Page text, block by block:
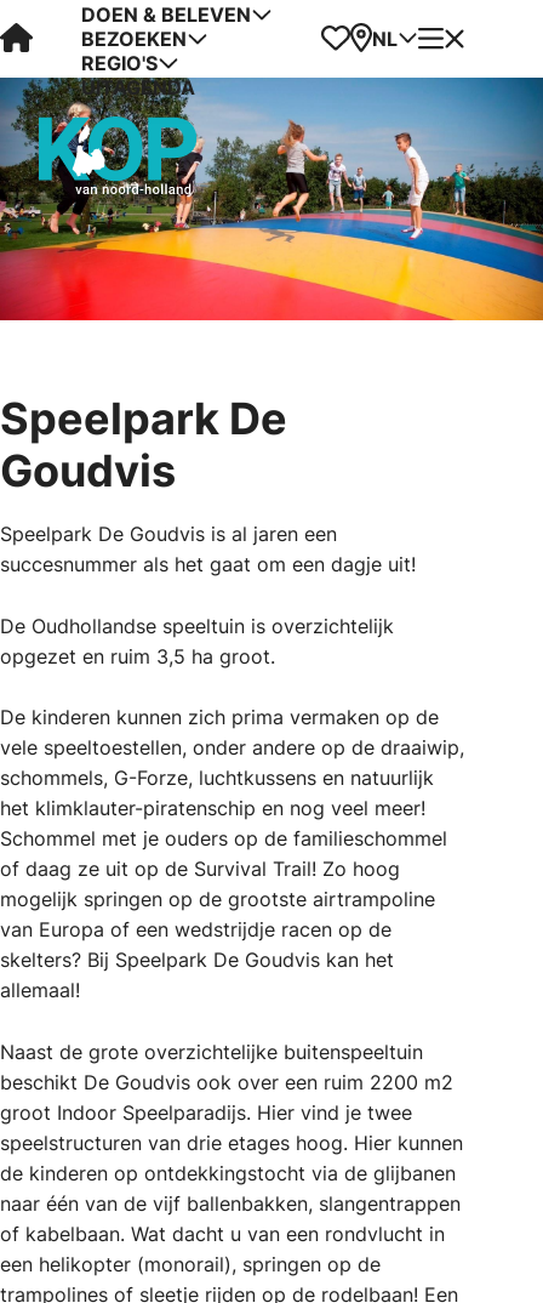
Visit Kop van Holland
DOEN & BELEVEN
BEZOEKEN
REGIO'S
UITAGENDA
Favorieten
Kaart
NL Menu
Speelpark De
Goudvis
Speelpark De Goudvis is al jaren een
succesnummer als het gaat om een dagje uit!
De Oudhollandse speeltuin is overzichtelijk
opgezet en ruim 3,5 ha groot.
De kinderen kunnen zich prima vermaken op de
vele speeltoestellen, onder andere op de draaiwip,
schommels, G-Forze, luchtkussens en natuurlijk
het klimklauter-piratenschip en nog veel meer!
Schommel met je ouders op de familieschommel
of daag ze uit op de Survival Trail! Zo hoog
mogelijk springen op de grootste airtrampoline
van Europa of een wedstrijdje racen op de
skelters? Bij Speelpark De Goudvis kan het
allemaal!
Naast de grote overzichtelijke buitenspeeltuin
beschikt De Goudvis ook over een ruim 2200 m2
groot Indoor Speelparadijs. Hier vind je twee
speelstructuren van drie etages hoog. Hier kunnen
de kinderen op ontdekkingstocht via de glijbanen
naar één van de vijf ballenbakken, slangentrappen
of kabelbaan. Wat dacht u van een rondvlucht in
een helikopter (monorail), springen op de
trampolines of sleetje rijden op de rodelbaan! Een